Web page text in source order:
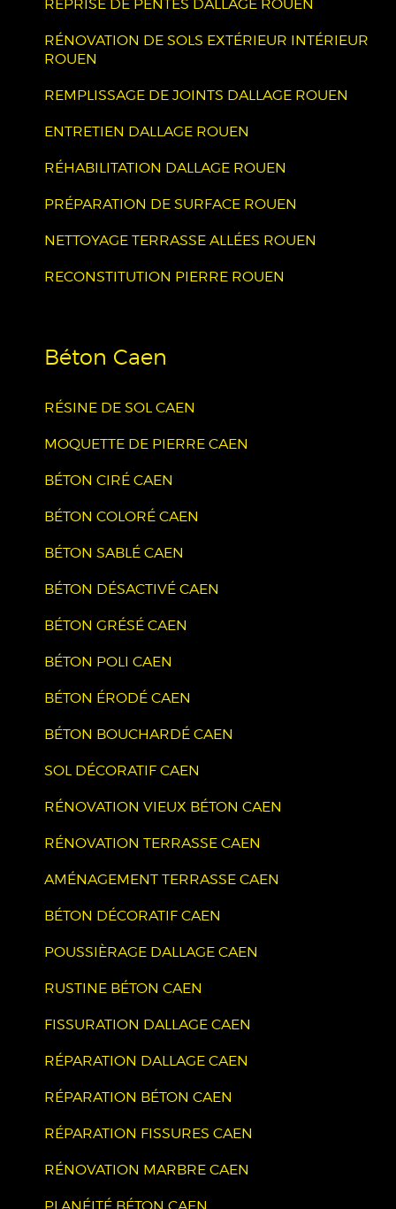
REPRISE DE PENTES DALLAGE ROUEN
RÉNOVATION DE SOLS EXTÉRIEUR INTÉRIEUR
ROUEN
REMPLISSAGE DE JOINTS DALLAGE ROUEN
ENTRETIEN DALLAGE ROUEN
RÉHABILITATION DALLAGE ROUEN
PRÉPARATION DE SURFACE ROUEN
NETTOYAGE TERRASSE ALLÉES ROUEN
RECONSTITUTION PIERRE ROUEN
Béton Caen
RÉSINE DE SOL CAEN
MOQUETTE DE PIERRE CAEN
BÉTON CIRÉ CAEN
BÉTON COLORÉ CAEN
BÉTON SABLÉ CAEN
BÉTON DÉSACTIVÉ CAEN
BÉTON GRÉSÉ CAEN
BÉTON POLI CAEN
BÉTON ÉRODÉ CAEN
BÉTON BOUCHARDÉ CAEN
SOL DÉCORATIF CAEN
RÉNOVATION VIEUX BÉTON CAEN
RÉNOVATION TERRASSE CAEN
AMÉNAGEMENT TERRASSE CAEN
BÉTON DÉCORATIF CAEN
POUSSIÈRAGE DALLAGE CAEN
RUSTINE BÉTON CAEN
FISSURATION DALLAGE CAEN
RÉPARATION DALLAGE CAEN
RÉPARATION BÉTON CAEN
RÉPARATION FISSURES CAEN
RÉNOVATION MARBRE CAEN